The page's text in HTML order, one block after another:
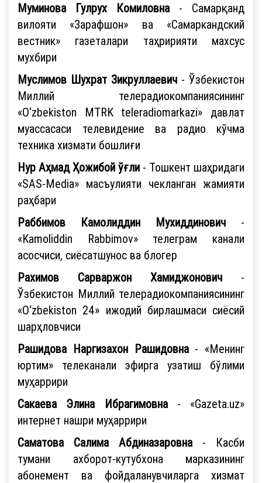
Муминова Гулрух Комиловна- Самарқанд
вилояти «Зарафшон» ва «Самаркандский
вестник» газеталари таҳририяти махсус
мухбири
Муслимов Шухрат Зикруллаевич - Ўзбекистон
Миллий телерадиокомпаниясининг
«O‘zbekiston MTRK teleradiomarkazi» давлат
муассасаси телевидение ва радио кўчма
техника хизмати бошлиғи
Нур Аҳмад Ҳожибой ўғли - Тошкент шаҳридаги
«SAS-Mеdia» масъулияти чекланган жамияти
раҳбари
Раббимов Камолиддин Мухиддинович -
«Kamoliddin Rabbimov» телеграм канали
асосчиси, сиёсатшунос ва блогер
Рахимов Сарваржон Хамиджонович -
Ўзбекистон Миллий телерадиокомпаниясининг
«O‘zbekiston 24» ижодий бирлашмаси сиёсий
шарҳловчиси
Рашидова Наргизахон Рашидовна- «Менинг
юртим» телеканали эфирга узатиш бўлими
муҳаррири
Сакаева Элина Ибрагимовна- «Gazeta.uz»
интернет нашри муҳаррири
Саматова Салима Абдиназаровна- Касби
тумани ахборот-кутубхона марказининг
абонемент ва фойдаланувчиларга хизмат